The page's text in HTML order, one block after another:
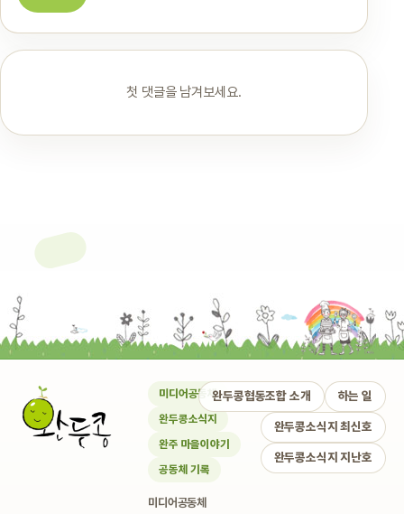
첫 댓글을 남겨보세요.
미디어공동체
완두콩소식지
완주 마을이야기
공동체 기록
미디어공동체
완두콩협동조합 소개 하는 일
완두콩소식지 최신호
완두콩소식지 지난호